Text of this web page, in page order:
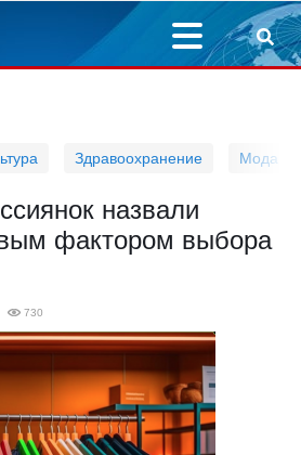
Здравоохранение Мода
назвали
фактором выбора
730